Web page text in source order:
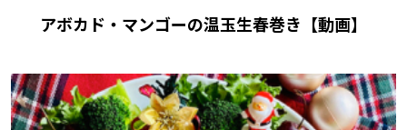
アボカド・マンゴーの温玉生春巻き【動画】